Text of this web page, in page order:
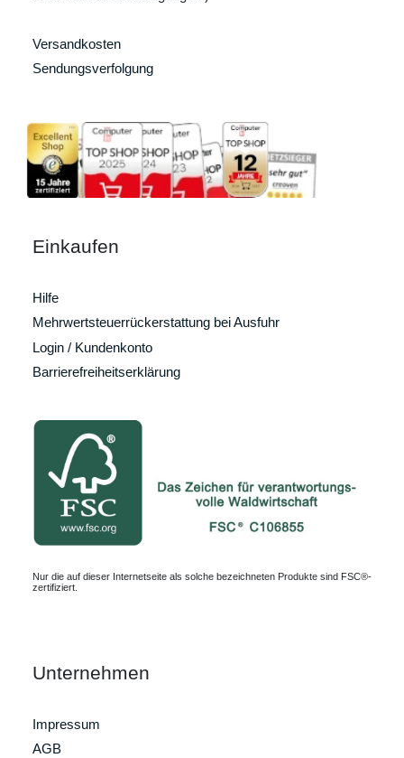
Versandkosten
Sendungsverfolgung
Einkaufen
Hilfe
Mehrwertsteuerrückerstattung bei Ausfuhr
Login / Kundenkonto
Barrierefreiheitserklärung
Nur die auf dieser Internetseite als solche bezeichneten Produkte sind FSC®-
zertifiziert.
Unternehmen
Impressum
AGB